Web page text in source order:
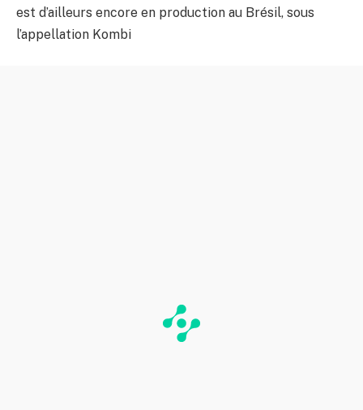
est d’ailleurs encore en production au Brésil, sous
l’appellation Kombi